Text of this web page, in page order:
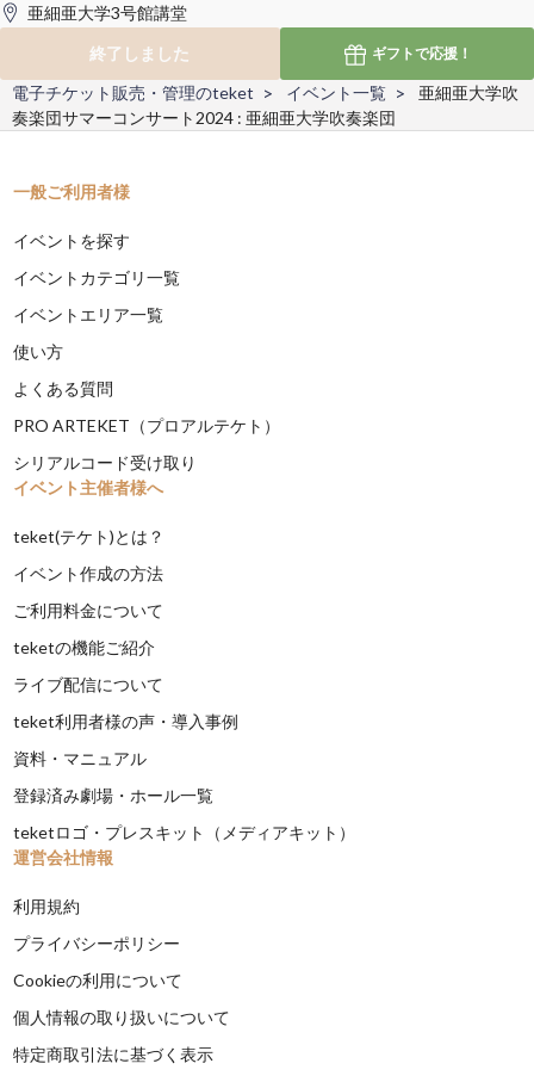
亜細亜大学3号館講堂
終了しました
ギフトで応援！
電子チケット販売・管理のteket イベント一覧
亜細亜大学吹
奏楽団サマーコンサート2024 : 亜細亜大学吹奏楽団
一般ご利用者様
イベントを探す
イベントカテゴリ一覧
イベントエリア一覧
使い方
よくある質問
PRO ARTEKET（プロアルテケト）
シリアルコード受け取り
イベント主催者様へ
teket(テケト)とは？
イベント作成の方法
ご利用料金について
teketの機能ご紹介
ライブ配信について
teket利用者様の声・導入事例
資料・マニュアル
登録済み劇場・ホール一覧
teketロゴ・プレスキット（メディアキット）
運営会社情報
利用規約
プライバシーポリシー
Cookieの利用について
個人情報の取り扱いについて
特定商取引法に基づく表示